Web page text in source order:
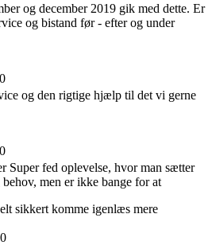
og december 2019 gik med dette. Er
og bistand før - efter og under
og den rigtige hjælp til det vi gerne
Super fed oplevelse, hvor man sætter
men erikke bange for at
sikkert komme igenlæs mere